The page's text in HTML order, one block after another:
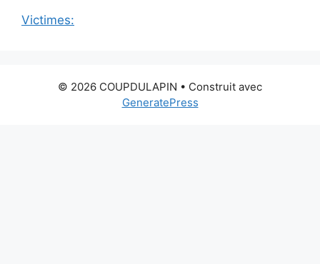
Victimes:
© 2026 COUPDULAPIN • Construit avec
GeneratePress